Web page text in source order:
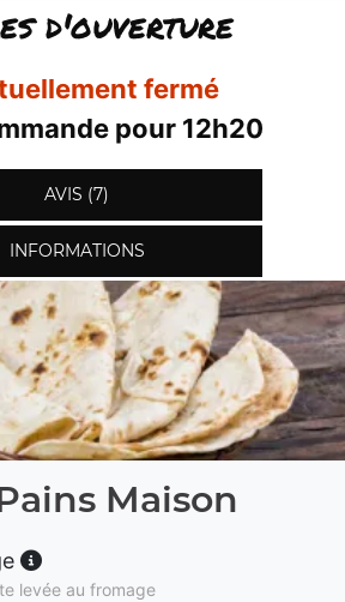
d'ouverture
fermé
pour 12h20
AVIS (7)
INFORMATIONS
Maison
levée au fromage